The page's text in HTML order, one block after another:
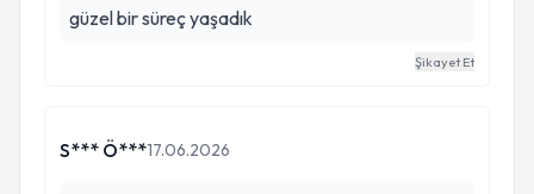
güzel bir süreç yaşadık
Şikayet Et
S*** Ö***17.06.2026